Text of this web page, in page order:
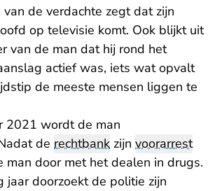
de verdachte zegt dat zijn
op televisie komt. Ook blijkt uit
van de man dat hij rond het
actief was, iets wat opvalt
de meeste mensen liggen te
2021 wordt de man
de rechtbank zijn voorarrest
man door met het dealen in drugs.
jaar doorzoekt de politie zijn